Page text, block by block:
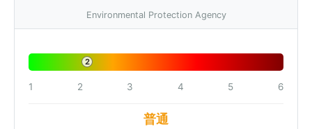
Environmental Protection Agency
2
1 2 3 4 5 6
普通